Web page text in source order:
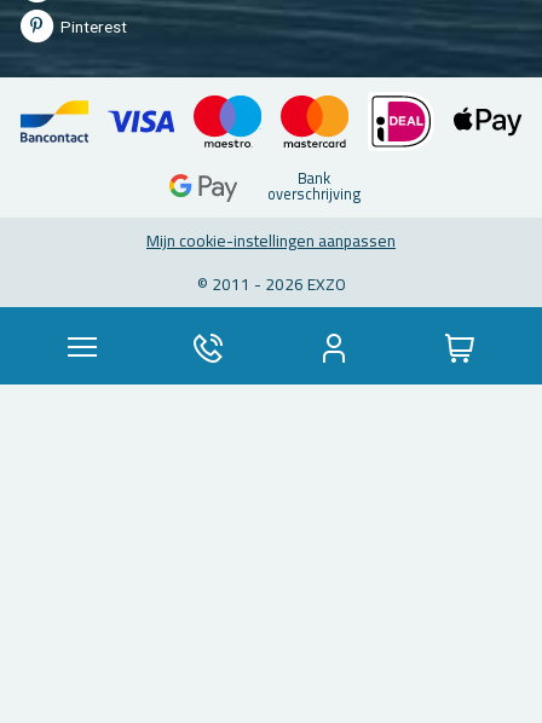
Pin­te­rest
Bank
over­schrij­ving
Mijn coo­kie-in­stel­lin­gen aan­pas­sen
© 2011 - 2026 EXZO